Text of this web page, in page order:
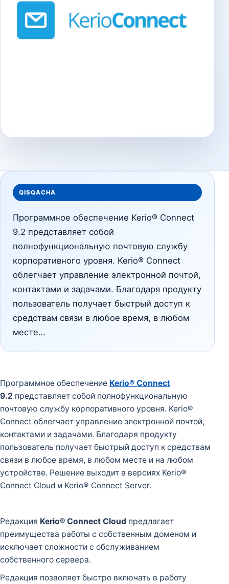
QISQACHA
Программное обеспечение Kerio® Connect
9.2 представляет собой
полнофункциональную почтовую службу
корпоративного уровня. Kerio® Connect
облегчает управление электронной почтой,
контактами и задачами. Благодаря продукту
пользователь получает быстрый доступ к
средствам связи в любое время, в любом
месте…
Программное обеспечение Kerio® Connect
9.2 представляет собой полнофункциональную
почтовую службу корпоративного уровня. Kerio®
Connect облегчает управление электронной почтой,
контактами и задачами. Благодаря продукту
пользователь получает быстрый доступ к средствам
связи в любое время, в любом месте и на любом
устройстве. Решение выходит в версиях Kerio®
Connect Cloud и Kerio® Connect Server.
Редакция Kerio® Connect Cloud предлагает
преимущества работы с собственным доменом и
исключает сложности с обслуживанием
собственного сервера.
Редакция позволяет быстро включать в работу